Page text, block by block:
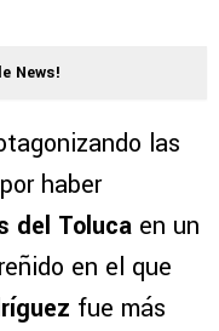
News!
las
haber
del Toluca en un
en el que
fue más